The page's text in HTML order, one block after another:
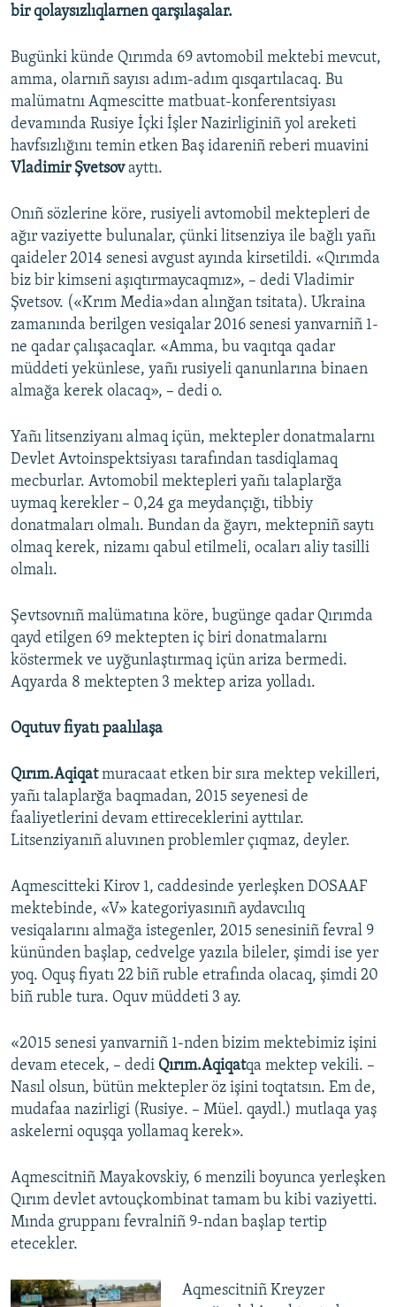
bir qolaysızlıqlarnen qarşılaşalar.
Bugünki künde Qırımda 69 avtomobil mektebi mevcut,
amma, olarnıñ sayısı adım-adım qısqartılacaq. Bu
malümatnı Aqmescitte matbuat-konferentsiyası
devamında Rusiye İçki İşler Nazirliginiñ yol areketi
havfsızlığını temin etken Baş idareniñ reberi muavini
Vladimir Şvetsovayttı.
Onıñ sözlerine köre, rusiyeli avtomobil mektepleri de
ağır vaziyette bulunalar, çünki litsenziya ile bağlı yañı
qaideler 2014 senesi avgust ayında kirsetildi. «Qırımda
biz bir kimseni aşıqtırmaycaqmız», – dedi Vladimir
Şvetsov. («Krım Media»dan alınğan tsitata). Ukraina
zamanında berilgen vesiqalar 2016 senesi yanvarniñ 1-
ne qadar çalışacaqlar. «Amma, bu vaqıtqa qadar
müddeti yekünlese, yañı rusiyeli qanunlarına binaen
almağa kerek olacaq», – dedi o.
Yañı litsenziyanı almaq içün, mektepler donatmalarnı
Devlet Avtoinspektsiyası tarafından tasdiqlamaq
mecburlar. Avtomobil mektepleri yañı talaplarğa
uymaq kerekler – 0,24 ga meydançığı, tibbiy
donatmaları olmalı. Bundan da ğayrı, mektepniñ saytı
olmaq kerek, nizamı qabul etilmeli, ocaları aliy tasilli
olmalı.
Şevtsovnıñ malümatına köre, bugünge qadar Qırımda
qayd etilgen 69 mektepten iç biri donatmalarnı
köstermek ve uyğunlaştırmaq içün ariza bermedi.
Aqyarda 8 mektepten 3 mektep ariza yolladı.
Oqutuv fiyatı paalılaşa
Qırım.Aqiqatmuracaat etken bir sıra mektep vekilleri,
yañı talaplarğa baqmadan, 2015 seyenesi de
faaliyetlerini devam ettireceklerini ayttılar.
Litsenziyanıñ aluvınen problemler çıqmaz, deyler.
Aqmescitteki Kirov 1, caddesinde yerleşken DOSAAF
mektebinde, «V» kategoriyasınıñ aydavcılıq
vesiqalarını almağa istegenler, 2015 senesiniñ fevral 9
kününden başlap, cedvelge yazıla bileler, şimdi ise yer
yoq. Oquş fiyatı 22 biñ ruble etrafında olacaq, şimdi 20
biñ ruble tura. Oquv müddeti 3 ay.
«2015 senesi yanvarniñ 1-nden bizim mektebimiz işini
devam etecek, – dedi Qırım.Aqiqatqa mektep vekili. –
Nasıl olsun, bütün mektepler öz işini toqtatsın. Em de,
mudafaa nazirligi (Rusiye. – Müel. qaydl.) mutlaqa yaş
askelerni oquşqa yollamaq kerek».
Aqmescitniñ Mayakovskiy, 6 menzili boyunca yerleşken
Qırım devlet avtouçkombinat tamam bu kibi vaziyetti.
Mında gruppanı fevralniñ 9-ndan başlap tertip
etecekler.
Aqmescitniñ Kreyzer